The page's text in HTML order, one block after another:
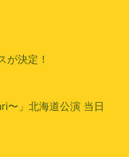
が決定！
〜」北海道公演 当日